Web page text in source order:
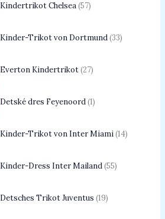
Kindertrikot Chelsea 57
Kinder-Trikot von Dortmund 33
Everton Kindertrikot 27
Detské dres Feyenoord 1
Kinder-Trikot von Inter Miami 14
Kinder-Dress Inter Mailand 55
Detsches Trikot Juventus 19